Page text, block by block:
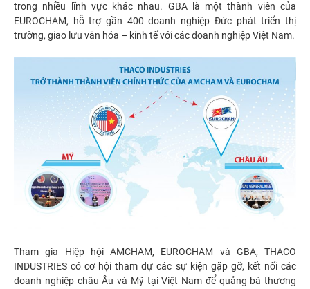
trong nhiều lĩnh vực khác nhau. GBA là một thành viên của
EUROCHAM, hỗ trợ gần 400 doanh nghiệp Đức phát triển thị
trường, giao lưu văn hóa – kinh tế với các doanh nghiệp Việt Nam.
Tham gia Hiệp hội AMCHAM, EUROCHAM và GBA, THACO
INDUSTRIES có cơ hội tham dự các sự kiện gặp gỡ, kết nối các
doanh nghiệp châu Âu và Mỹ tại Việt Nam để quảng bá thương